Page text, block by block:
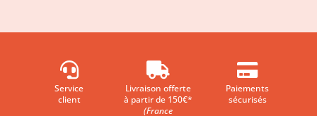

Service
client

Livraison offerte
à partir de 150€*
(France

Paiements
sécurisés